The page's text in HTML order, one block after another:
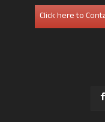
Click here to